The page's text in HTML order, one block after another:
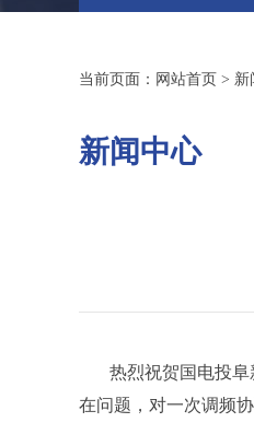
当前页面： 网站首页 > 新
新闻中心
热烈祝贺国电投阜
在问题，对一次调频